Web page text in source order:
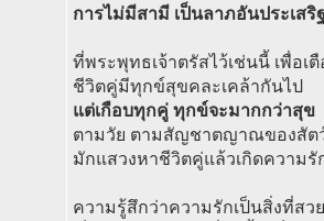
การไม่มีสามี เป็นลาภอันประเสริ
ที่พระพุทธเจ้าตรัสไว้เช่นนี้ เพื่อเ
ชีวิตคู่มีทุกข์สุขคละเคล้ากันไป
แต่เกือบทุกคู่ ทุกข์จะมากกว่าสุข
ตามวัย ตามสัญชาตญาณของสัต
มักแสวงหาชีวิตคู่แล้วเกิดความ
ความรู้สึกว่าความรักเป็นสิ่งที่สว